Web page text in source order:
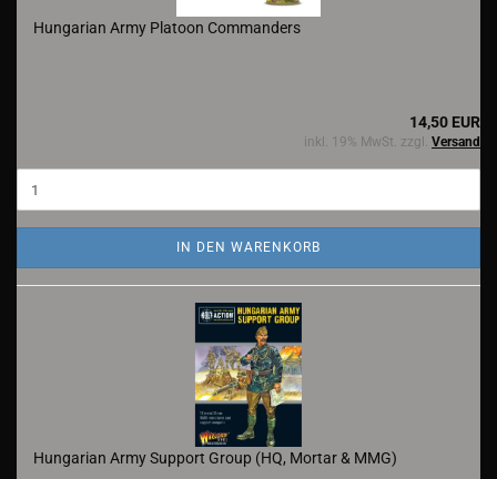
Hungarian Army Platoon Commanders
14,50 EUR
inkl. 19% MwSt. zzgl. Versand
IN DEN WARENKORB
Hungarian Army Support Group (HQ, Mortar & MMG)